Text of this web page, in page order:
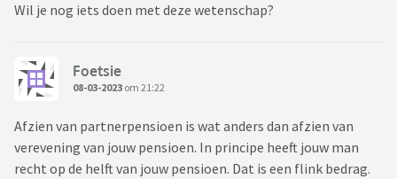
Wil je nog iets doen met deze wetenschap?
Foetsie
08-03-2023 om 21:22
Afzien van partnerpensioen is wat anders dan afzien van
verevening van jouw pensioen. In principe heeft jouw man
recht op de helft van jouw pensioen. Dat is een flink bedrag.